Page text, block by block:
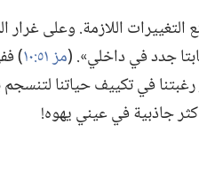
اللازمة.‏ وعلى غرار
جدد في داخلي».‏ (‏مز ٥١:‏١٠
‏)‏
رغبتنا في تكييف حياتنا
جاذبية في عيني يهوه!‏